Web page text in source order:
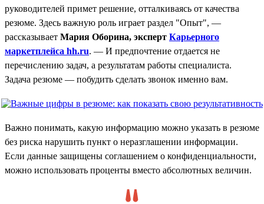
руководителей примет решение, отталкиваясь от качества
резюме. Здесь важную роль играет раздел "Опыт", —
рассказывает Мария Оборина, эксперт Карьерного
маркетплейса hh.ru. — И предпочтение отдается не
перечислению задач, а результатам работы специалиста.
Задача резюме — побудить сделать звонок именно вам.
Важно понимать, какую информацию можно указать в резюме
без риска нарушить пункт о неразглашении информации.
Если данные защищены соглашением о конфиденциальности,
можно использовать проценты вместо абсолютных величин.